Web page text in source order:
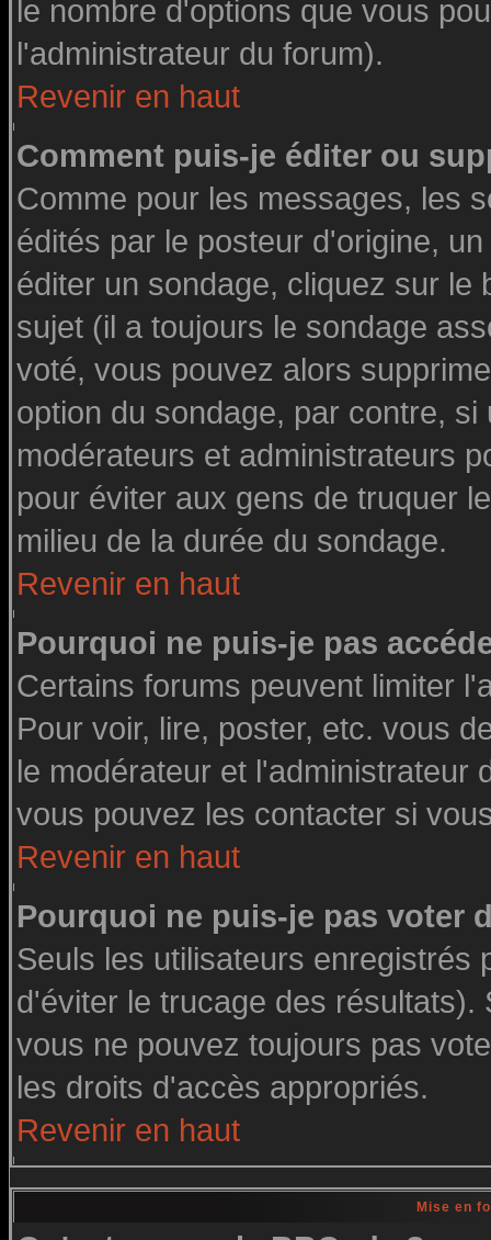
le nombre d'options que vous
l'administrateur du forum).
Revenir en haut
Comment puis-je éditer ou
Comme pour les messages, les
édités par le posteur d'origine,
éditer un sondage, cliquez sur le
sujet (il a toujours le sondage
voté, vous pouvez alors
option du sondage, par contre,
modérateurs et administrateurs
pour éviter aux gens de truquer
milieu de la durée du sondage.
Revenir en haut
Pourquoi ne puis-je pas
Certains forums peuvent limiter
Pour voir, lire, poster, etc. vous
le modérateur et l'administrateur
vous pouvez les contacter si
Revenir en haut
Pourquoi ne puis-je pas voter
Seuls les utilisateurs enregistrés
d'éviter le trucage des
vous ne pouvez toujours pas
les droits d'accès appropriés.
Revenir en haut
Mise en